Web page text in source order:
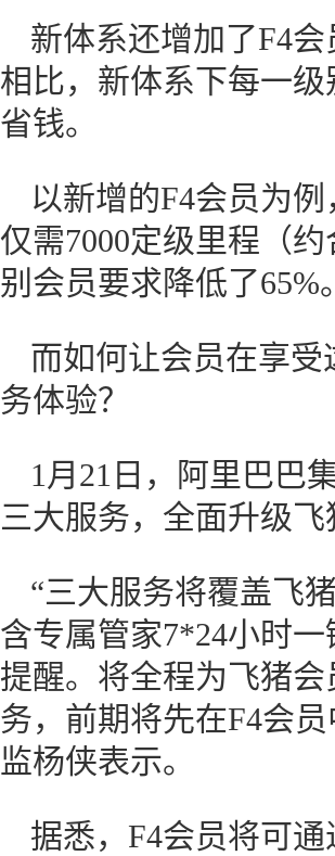
新体系还增加了F4
相比，新体系下每一
省钱。
以新增的F4会员为
仅需7000定级里程（
别会员要求降低了65%。
而如何让会员在享
务体验？
1月21日，阿里巴巴
三大服务，全面升级
“三大服务将覆盖飞
含专属管家7*24小时
提醒。将全程为飞猪
务，前期将先在F4会
监杨侠表示。
据悉，F4会员将可